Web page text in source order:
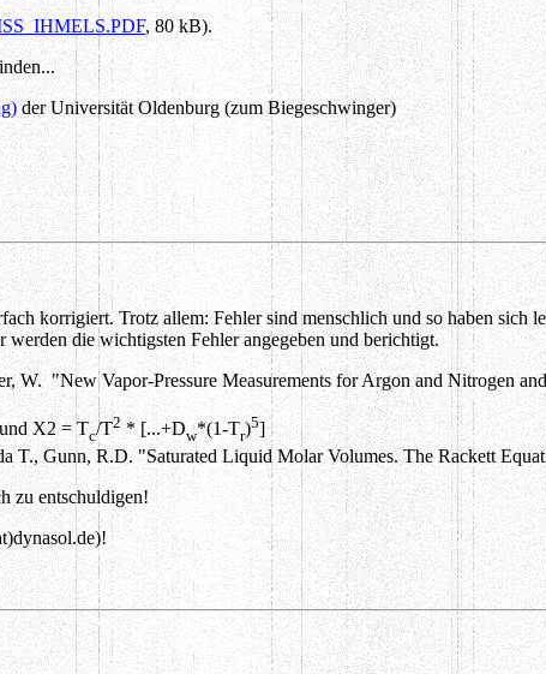
, 80 kB).
der Universität Oldenburg (zum Biegeschwinger)
korrigiert. Trotz allem: Fehler sind menschlich und so haben
werden die wichtigsten Fehler angegeben und berichtigt.
W. "New Vapor-Pressure Measurements for Argon and Nitrogen
X2 = Tc/T2 * [...+Dw*(1-Tr)5]
T., Gunn, R.D. "Saturated Liquid Molar Volumes. The Rackett
zu entschuldigen!